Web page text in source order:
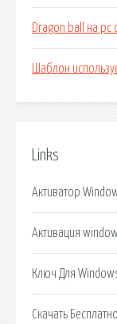
Dragon ball на pc
Шаблон
Links
Активатор
Активация
Ключ Для
Скачать